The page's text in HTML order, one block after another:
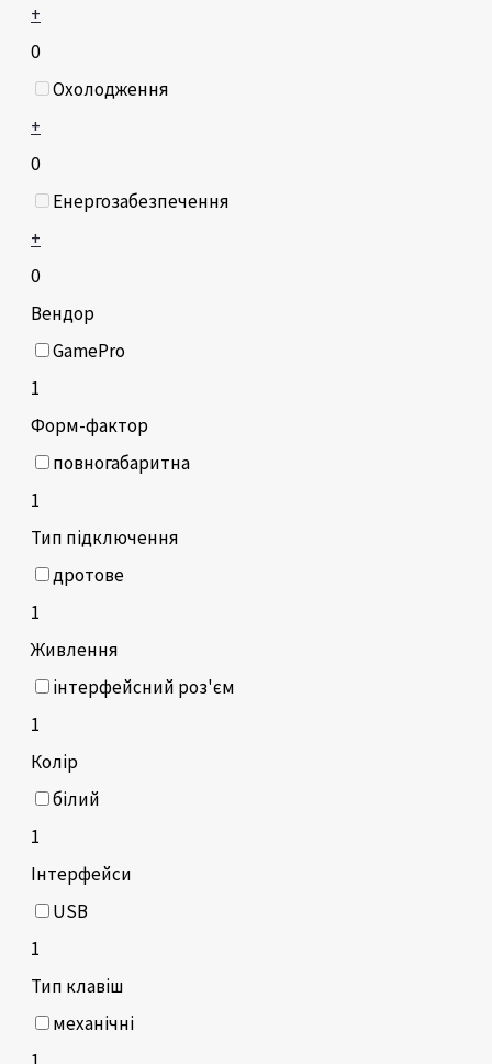
+
0
Охолодження
+
0
Енергозабезпечення
+
0
Вендор
GamePro
1
Форм-фактор
повногабаритна
1
Тип підключення
дротове
1
Живлення
інтерфейсний роз'єм
1
Колір
білий
1
Інтерфейси
USB
1
Тип клавіш
механічні